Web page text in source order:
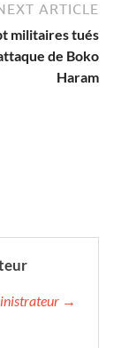
ARTICLE
militaires tués
de Boko
Haram
→